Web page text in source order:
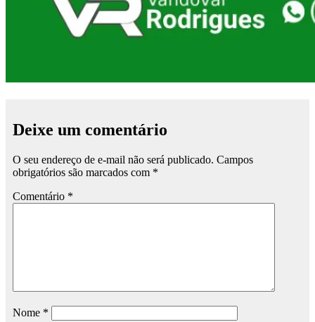
Deixe um comentário
O seu endereço de e-mail não será publicado. Campos
obrigatórios são marcados com *
Comentário *
Nome *